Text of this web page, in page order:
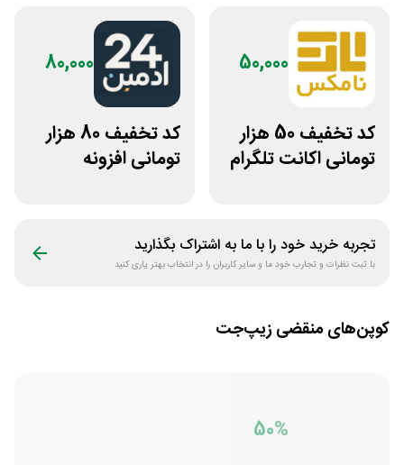
50,000
کد تخفیف 50 هزار
تومانی اکانت تلگرام
80,000
کد تخفیف 80 هزار
تومانی افزونه
تجربه خرید خود را با ما به اشتراک بگذارید
با ثبت نظرات و تجارب خود ما و سایر کاربران را در انتخاب بهتر یاری کنید
کوپن‌های منقضی زیپ‌جت
50%